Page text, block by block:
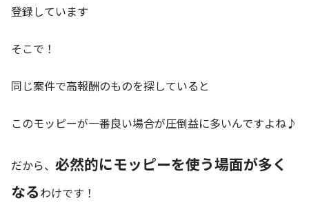
登録しています
そこで！
同じ案件で高報酬のものを探していると
このモッピーが一番良い場合が圧倒益に多いんですよね♪
だから、 必然的にモッピーを使う場面が多く
なるわけです！